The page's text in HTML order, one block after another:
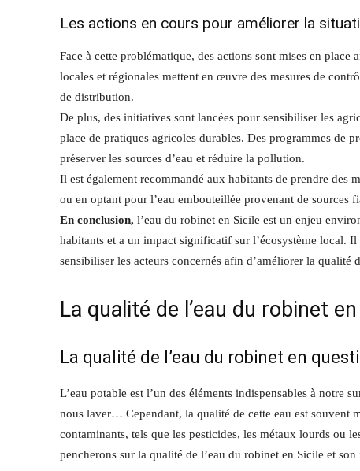
Les actions en cours pour améliorer la
Face à cette problématique, des actions sont mises en
locales et régionales mettent en œuvre des mesures de
de distribution.
De plus, des initiatives sont lancées pour sensibiliser les
place de pratiques agricoles durables. Des programmes de
préserver les sources d’eau et réduire la pollution.
Il est également recommandé aux habitants de prendre
ou en optant pour l’eau embouteillée provenant de sources
En conclusion, l’eau du robinet en Sicile est un enjeu
habitants et a un impact significatif sur l’écosystème local.
sensibiliser les acteurs concernés afin d’améliorer la qualité
La qualité de l’eau du robinet
La qualité de l’eau du robinet en
L’eau potable est l’un des éléments indispensables à notre
nous laver… Cependant, la qualité de cette eau est souvent
contaminants, tels que les pesticides, les métaux lourds ou
pencherons sur la qualité de l’eau du robinet en Sicile et